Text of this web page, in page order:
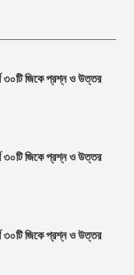
৩০টি জিকে প্রশ্ন ও উত্তর
৩০টি জিকে প্রশ্ন ও উত্তর
৩০টি জিকে প্রশ্ন ও উত্তর